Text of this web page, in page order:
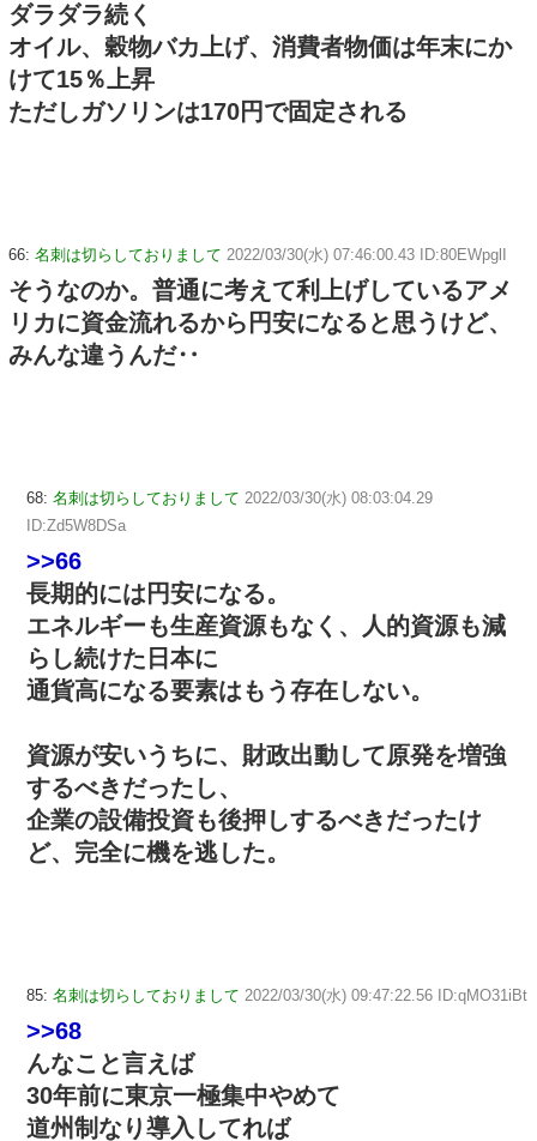
ダラダラ続く
オイル、穀物バカ上げ、消費者物価は年末にか
けて15％上昇
ただしガソリンは170円で固定される
66: 名刺は切らしておりまして 2022/03/30(水) 07:46:00.43 ID:80EWpglI
そうなのか。普通に考えて利上げしているアメ
リカに資金流れるから円安になると思うけど、
みんな違うんだ‥
68: 名刺は切らしておりまして 2022/03/30(水) 08:03:04.29
ID:Zd5W8DSa
>>66
長期的には円安になる。
エネルギーも生産資源もなく、人的資源も減
らし続けた日本に
通貨高になる要素はもう存在しない。
資源が安いうちに、財政出動して原発を増強
するべきだったし、
企業の設備投資も後押しするべきだったけ
ど、完全に機を逃した。
85: 名刺は切らしておりまして 2022/03/30(水) 09:47:22.56 ID:qMO31iBt
>>68
んなこと言えば
30年前に東京一極集中やめて
道州制なり導入してれば